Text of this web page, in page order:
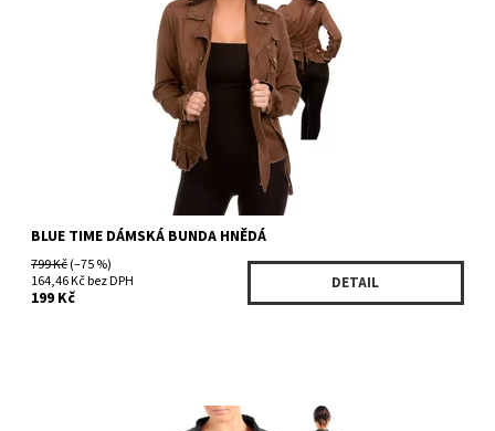
Skladem 1 ks
SJ54379BR/1243
BLUE TIME
BLUE TIME DÁMSKÁ BUNDA HNĚDÁ
799 Kč(–75 %)
164,46 Kč bez DPH
199 Kč
DETAIL